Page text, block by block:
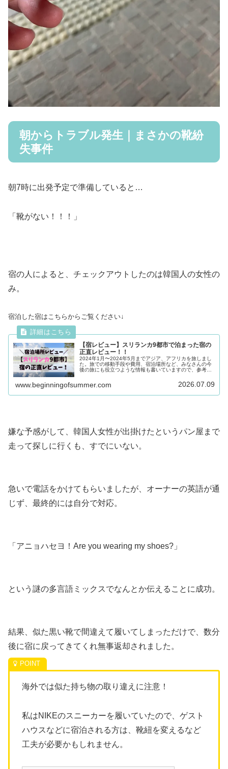
朝からトラブル発生｜まさかの靴紛
失事件
朝7時に出発予定で準備していると…
「靴がない！！！」
宿の人によると、チェックアウトしたのは韓国人の女性の
み。
宿泊した宿はこちらからご覧ください↓
【宿レビュー】スリランカ9都市で泊まった宿の
正直レビュー！！
2024年1月〜2024年5月までアジア、アフリカを旅しまし
た。旅での移動手段や費用、宿泊場所など、みなさんの今
後の旅にも役立つような情報も書いていますので、参考に
www.beginningofsummer.com 2026.07.09
嫌な予感がして、韓国人女性が出掛けたというパン屋まで
走って探しに行くも、すでにいない。
急いで電話をかけてもらいましたが、オーナーの英語が通
じず、最終的には自分で対応。
「アニョハセヨ！Are you wearing my shoes?」
という謎の多言語ミックスでなんとか伝えることに成功。
結果、似た黒い靴で間違えて履いてしまっただけで、数分
後に宿に戻ってきてくれ無事返却されました。
海外では似た持ち物の取り違えに注意！
私はNIKEのスニーカーを履いていたので、ゲスト
ハウスなどに宿泊される方は、靴紐を変えるなど
工夫が必要かもしれません。